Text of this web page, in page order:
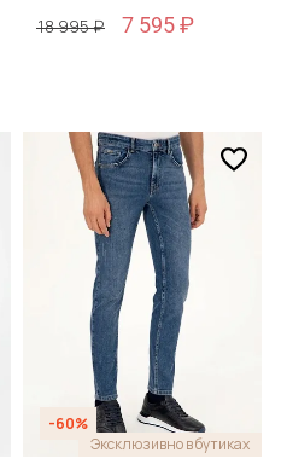
18 995 ₽ 7 595 ₽
-60%
Эксклюзивно в бутиках